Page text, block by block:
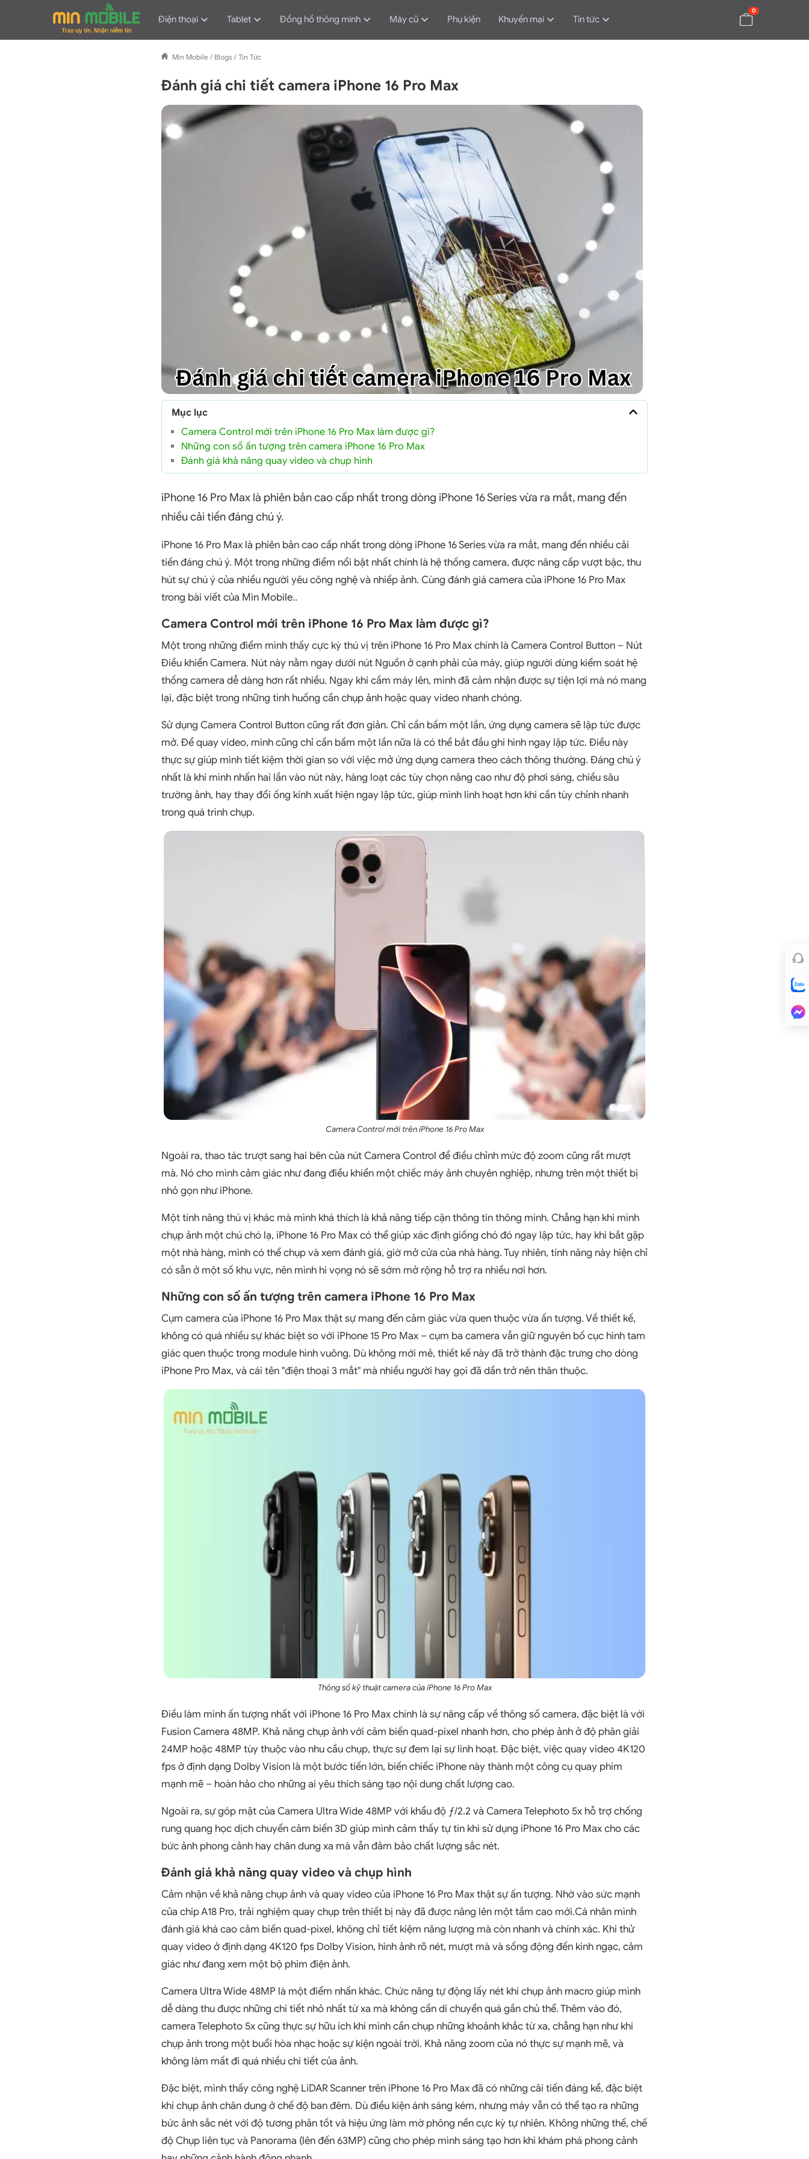
0
Điện thoại Tablet Đồng hồ thông minh Máy cũ Phụ kiện Khuyến mại Tin tức
Min Mobile / Blogs / Tin Tức
Đánh giá chi tiết camera iPhone 16 Pro Max
Mục lục
Camera Control mới trên iPhone 16 Pro Max làm được gì?
Những con số ấn tượng trên camera iPhone 16 Pro Max
Đánh giá khả năng quay video và chụp hình
iPhone 16 Pro Max là phiên bản cao cấp nhất trong dòng iPhone 16 Series vừa ra mắt, mang đến
nhiều cải tiến đáng chú ý.
iPhone 16 Pro Max là phiên bản cao cấp nhất trong dòng iPhone 16 Series vừa ra mắt, mang đến nhiều cải
tiến đáng chú ý. Một trong những điểm nổi bật nhất chính là hệ thống camera, được nâng cấp vượt bậc, thu
hút sự chú ý của nhiều người yêu công nghệ và nhiếp ảnh. Cùng đánh giá camera của iPhone 16 Pro Max
trong bài viết của Min Mobile..
Camera Control mới trên iPhone 16 Pro Max làm được gì?
Một trong những điểm mình thấy cực kỳ thú vị trên iPhone 16 Pro Max chính là Camera Control Button – Nút
Điều khiển Camera. Nút này nằm ngay dưới nút Nguồn ở cạnh phải của máy, giúp người dùng kiểm soát hệ
thống camera dễ dàng hơn rất nhiều. Ngay khi cầm máy lên, mình đã cảm nhận được sự tiện lợi mà nó mang
lại, đặc biệt trong những tình huống cần chụp ảnh hoặc quay video nhanh chóng.
Sử dụng Camera Control Button cũng rất đơn giản. Chỉ cần bấm một lần, ứng dụng camera sẽ lập tức được
mở. Để quay video, mình cũng chỉ cần bấm một lần nữa là có thể bắt đầu ghi hình ngay lập tức. Điều này
thực sự giúp mình tiết kiệm thời gian so với việc mở ứng dụng camera theo cách thông thường. Đáng chú ý
nhất là khi mình nhấn hai lần vào nút này, hàng loạt các tùy chọn nâng cao như độ phơi sáng, chiều sâu
trường ảnh, hay thay đổi ống kính xuất hiện ngay lập tức, giúp mình linh hoạt hơn khi cần tùy chỉnh nhanh
trong quá trình chụp.
Camera Control mới trên iPhone 16 Pro Max
Ngoài ra, thao tác trượt sang hai bên của nút Camera Control để điều chỉnh mức độ zoom cũng rất mượt
mà. Nó cho mình cảm giác như đang điều khiển một chiếc máy ảnh chuyên nghiệp, nhưng trên một thiết bị
nhỏ gọn như iPhone.
Một tính năng thú vị khác mà mình khá thích là khả năng tiếp cận thông tin thông minh. Chẳng hạn khi mình
chụp ảnh một chú chó lạ, iPhone 16 Pro Max có thể giúp xác định giống chó đó ngay lập tức, hay khi bắt gặp
một nhà hàng, mình có thể chụp và xem đánh giá, giờ mở cửa của nhà hàng. Tuy nhiên, tính năng này hiện chỉ
có sẵn ở một số khu vực, nên mình hi vọng nó sẽ sớm mở rộng hỗ trợ ra nhiều nơi hơn.
Những con số ấn tượng trên camera iPhone 16 Pro Max
Cụm camera của iPhone 16 Pro Max thật sự mang đến cảm giác vừa quen thuộc vừa ấn tượng. Về thiết kế,
không có quá nhiều sự khác biệt so với iPhone 15 Pro Max – cụm ba camera vẫn giữ nguyên bố cục hình tam
giác quen thuộc trong module hình vuông. Dù không mới mẻ, thiết kế này đã trở thành đặc trưng cho dòng
iPhone Pro Max, và cái tên "điện thoại 3 mắt" mà nhiều người hay gọi đã dần trở nên thân thuộc.
Thông số kỹ thuật camera của iPhone 16 Pro Max
Điều làm mình ấn tượng nhất với iPhone 16 Pro Max chính là sự nâng cấp về thông số camera, đặc biệt là với
Fusion Camera 48MP. Khả năng chụp ảnh với cảm biến quad-pixel nhanh hơn, cho phép ảnh ở độ phân giải
24MP hoặc 48MP tùy thuộc vào nhu cầu chụp, thực sự đem lại sự linh hoạt. Đặc biệt, việc quay video 4K120
fps ở định dạng Dolby Vision là một bước tiến lớn, biến chiếc iPhone này thành một công cụ quay phim
mạnh mẽ – hoàn hảo cho những ai yêu thích sáng tạo nội dung chất lượng cao.
Ngoài ra, sự góp mặt của Camera Ultra Wide 48MP với khẩu độ ƒ/2.2 và Camera Telephoto 5x hỗ trợ chống
rung quang học dịch chuyển cảm biến 3D giúp mình cảm thấy tự tin khi sử dụng iPhone 16 Pro Max cho các
bức ảnh phong cảnh hay chân dung xa mà vẫn đảm bảo chất lượng sắc nét.
Đánh giá khả năng quay video và chụp hình
Cảm nhận về khả năng chụp ảnh và quay video của iPhone 16 Pro Max thật sự ấn tượng. Nhờ vào sức mạnh
của chip A18 Pro, trải nghiệm quay chụp trên thiết bị này đã được nâng lên một tầm cao mới.Cá nhân mình
đánh giá khá cao cảm biến quad-pixel, không chỉ tiết kiệm năng lượng mà còn nhanh và chính xác. Khi thử
quay video ở định dạng 4K120 fps Dolby Vision, hình ảnh rõ nét, mượt mà và sống động đến kinh ngạc, cảm
giác như đang xem một bộ phim điện ảnh.
Camera Ultra Wide 48MP là một điểm nhấn khác. Chức năng tự động lấy nét khi chụp ảnh macro giúp mình
dễ dàng thu được những chi tiết nhỏ nhất từ xa mà không cần di chuyển quá gần chủ thể. Thêm vào đó,
camera Telephoto 5x cũng thực sự hữu ích khi mình cần chụp những khoảnh khắc từ xa, chẳng hạn như khi
chụp ảnh trong một buổi hòa nhạc hoặc sự kiện ngoài trời. Khả năng zoom của nó thực sự mạnh mẽ, và
không làm mất đi quá nhiều chi tiết của ảnh.
Đặc biệt, mình thấy công nghệ LiDAR Scanner trên iPhone 16 Pro Max đã có những cải tiến đáng kể, đặc biệt
khi chụp ảnh chân dung ở chế độ ban đêm. Dù điều kiện ánh sáng kém, nhưng máy vẫn có thể tạo ra những
bức ảnh sắc nét với độ tương phản tốt và hiệu ứng làm mờ phông nền cực kỳ tự nhiên. Không những thế, chế
độ Chụp liên tục và Panorama (lên đến 63MP) cũng cho phép mình sáng tạo hơn khi khám phá phong cảnh